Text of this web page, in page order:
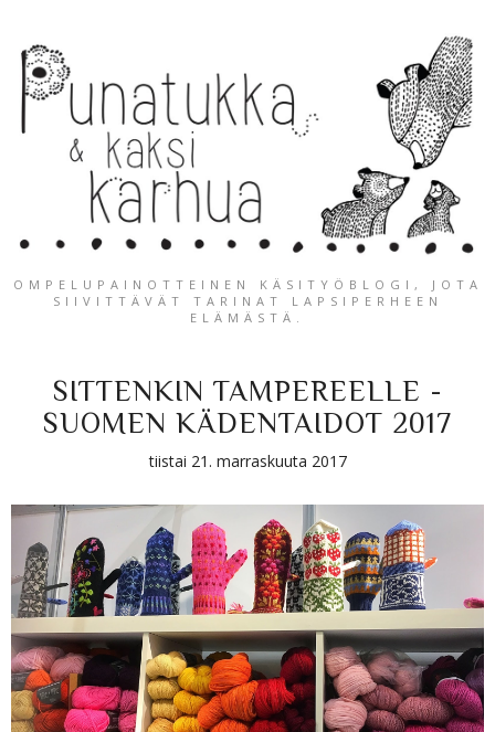
OMPELUPAINOTTEINEN KÄSITYÖBLOGI, JOTA
SIIVITTÄVÄT TARINAT LAPSIPERHEEN
ELÄMÄSTÄ.
SITTENKIN TAMPEREELLE -
SUOMEN KÄDENTAIDOT 2017
tiistai 21. marraskuuta 2017